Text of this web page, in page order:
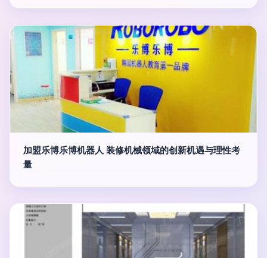
加盟乐博乐博机器人 装修机械领域的创新机遇与理性考
量